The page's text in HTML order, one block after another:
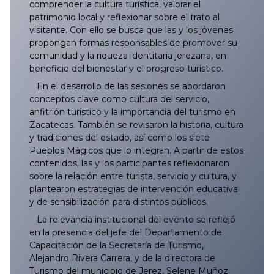
026/2025
027/2025
028/2025
029/2025
030/2025
031/2025
032/2025
033/2025
034/2025
125/2025
126/2025
127/2025
128/2025
129/2025
130/2025
131/2025
132/2025
133/2025
224/2025
225/2025
226/2025
227/2025
228/2025
229/2025
230/2025
231/2025
232/2025
323/2025
324/2025
325/2025
326/2025
327/2025
328/2025
329/2025
330/2025
331/2025
422/2025
423/2025
424/2025
425/2025
426/2025
427/2025
428/2025
429/2025
430/2025
521/2025
522/2025
523/2025
524/2025
525/2025
526/2025
527/2025
528/2025
528A/2025
620/2025
621/2025
622/2025
623/2025
624/2025
625/2025
626/2025
627/2025
628/2025
719/2025
720/2025
721/2025
722/2025
723/2025
724/2025
725/2025
726/2025
727/2025
818/2025
819/2025
820/2025
821/2025
822/2025
823/2025
824/2025
825/2025
826/2025
025/2026
026/2026
027/2026
028/2026
029/2026
030/2026
031/2026
032/2026
033/2026
124/2026
125/2026
126/2026
127/2026
128/2026
129/2026
130/2026
131/2026
132/2026
223/2026
224/2026
225/2026
226/2026
227/2026
228/2026
229/2026
230/2026
231/2026
322/2026
323/2026
324/2026
325/2026
326/2026
327/2026
328/2026
329/2026
330/2026
421/2026
422/2026
423/2026
424/2026
425/2026
426/2026
427/2026
428/2026
429/2026
520/2026
521/2026
522/2026
523/2026
524/2026
525/2026
526/2026
527/2026
528/2026
619/2026
620/2026
621/2026
622/2026
623/2026
624/2026
625/2026
626/2026
627/2026
Vol. I, No. 7, Julio 2024
Vol. I, No. 6, Junio 2024
Vol. I, No. 5, Mayo 2024
Vol. I, No. 4, Abril 2024
Vol. I, No. 3, Marzo 2024
Vol I, No. 2, Marzo 2024
Vol. I, No. 1 Febrero 2024
comprender la cultura turística, valorar el
patrimonio local y reflexionar sobre el trato al
visitante. Con ello se busca que las y los jóvenes
propongan formas responsables de promover su
comunidad y la riqueza identitaria jerezana, en
beneficio del bienestar y el progreso turístico.
En el desarrollo de las sesiones se abordaron
conceptos clave como cultura del servicio,
anfitrión turístico y la importancia del turismo en
Zacatecas. También se revisaron la historia, cultura
y tradiciones del estado, así como los siete
Pueblos Mágicos que lo integran. A partir de estos
contenidos, las y los participantes reflexionaron
sobre la relación entre turista, servicio y cultura, y
plantearon estrategias de intervención educativa
y de sensibilización para distintos públicos.
La relevancia institucional del evento se reflejó
en la presencia del jefe del Departamento de
Capacitación de la Secretaría de Turismo,
Alejandro Rivera Carrera, y de la directora de
Turismo del municipio de Jerez, Selene Muñoz